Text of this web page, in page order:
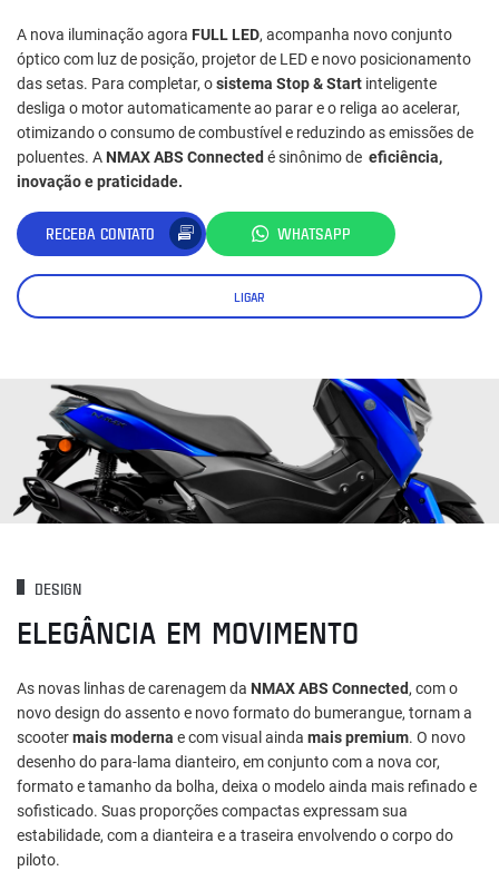
A nova iluminação agora FULL LED, acompanha novo conjunto
óptico com luz de posição, projetor de LED e novo posicionamento
das setas. Para completar, osistema Stop & Start inteligente
desliga o motor automaticamente ao parar e o religa ao acelerar,
otimizando o consumo de combustível e reduzindo as emissões de
poluentes. A NMAX ABS Connected é sinônimo de eficiência,
inovação e praticidade.
RECEBA CONTATO WHATSAPP
LIGAR
DESIGN
ELEGÂNCIA EM MOVIMENTO
As novas linhas de carenagem da NMAX ABS Connected, com o
novo design do assento e novo formato do bumerangue, tornam a
scootermais moderna e com visual ainda mais premium. O novo
desenho do para-lama dianteiro, em conjunto com a nova cor,
formato e tamanho da bolha, deixa o modelo ainda mais refinado e
sofisticado. Suas proporções compactas expressam sua
estabilidade, com a dianteira e a traseira envolvendo o corpo do
piloto.